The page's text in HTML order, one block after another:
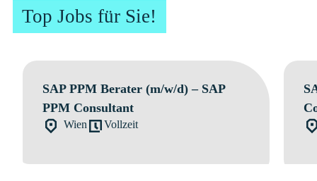
Top Jobs für Sie!
SAP PPM Berater (m/w/d) – SAP
PPM Consultant
Wien Vollzeit